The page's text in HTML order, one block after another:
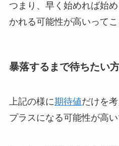
つまり、早く始めれば始
かれる可能性が高いってこ
暴落するまで待ちたい
上記の様に期待値だけを
プラスになる可能性が高い